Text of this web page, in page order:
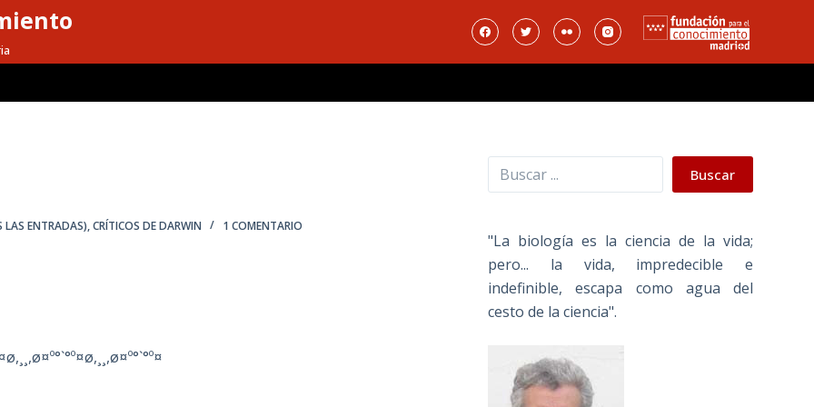
LAS ENTRADAS),CRÍTICOS DE DARWIN 1 COMENTARIO
Buscar Buscar
"La biología es la ciencia de la vida;
pero... la vida, impredecible e
indefinible, escapa como agua del
cesto de la ciencia".